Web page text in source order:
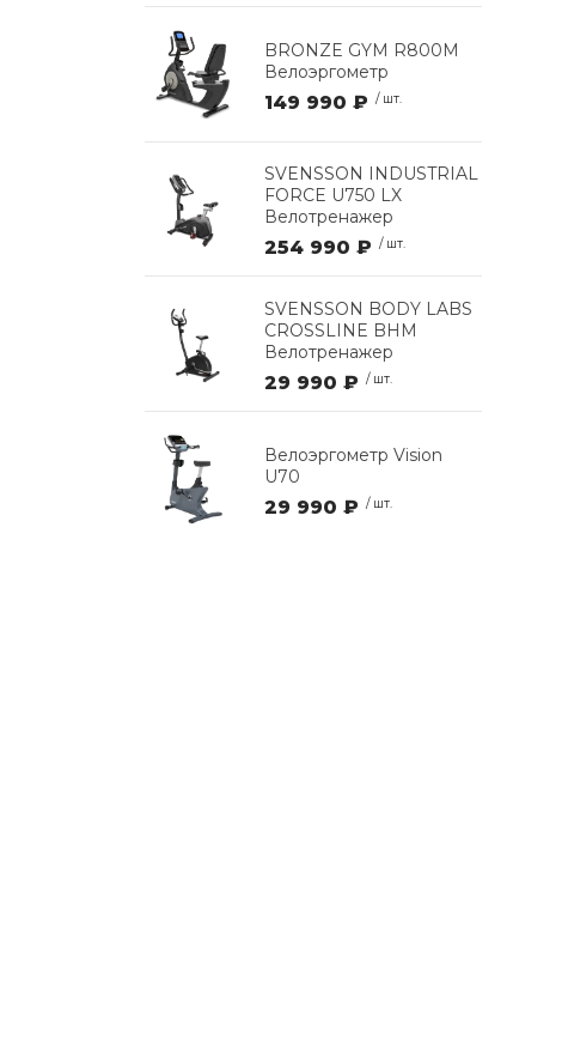
BRONZE GYM R800M
Велоэргометр
149 990 ₽ / шт.
SVENSSON INDUSTRIAL
FORCE U750 LX
Велотренажер
254 990 ₽ / шт.
SVENSSON BODY LABS
CROSSLINE BHM
Велотренажер
29 990 ₽ / шт.
Велоэргометр Vision
U70
29 990 ₽ / шт.